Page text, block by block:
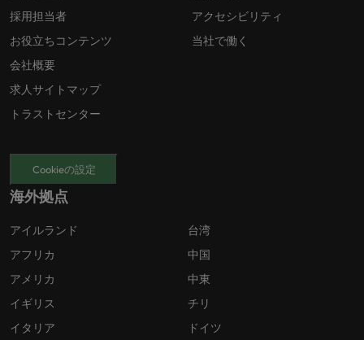
採用担当者
お役立ちコンテンツ
会社概要
求人サイトマップ
トラストセンター
アクセシビリティ
当社で働く
Cookieの設定
海外拠点
アイルランド
アフリカ
アメリカ
イギリス
イタリア
台湾
中国
中東
チリ
ドイツ